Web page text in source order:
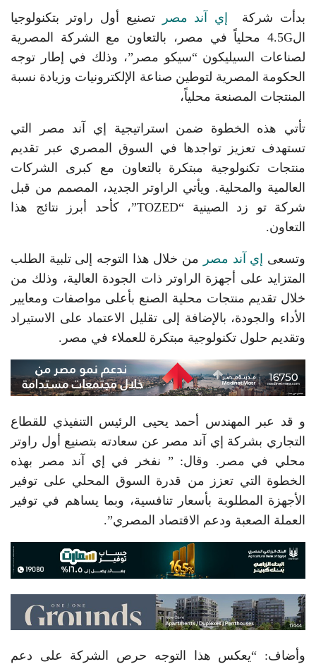
بدأت شركة إي آند مصر
تصنيع أول راوتر بتكنولوجيا
ال4.5G محلياً في مصر، بالتعاون مع الشركة المصرية
لصناعات السيليكون “سيكو مصر”، وذلك في إطار توجه
الحكومة المصرية لتوطين صناعة الإلكترونيات وزيادة نسبة
المنتجات المصنعة محلياً،
تأتي هذه الخطوة ضمن استراتيجية إي آند مصر التي
تستهدف تعزيز تواجدها في السوق المصري عبر تقديم
منتجات تكنولوجية مبتكرة بالتعاون مع كبرى الشركات
العالمية والمحلية. ويأتي الراوتر الجديد، المصمم من قبل
شركة تو زد الصينية “TOZED”، كأحد أبرز نتائج هذا
التعاون.
وتسعى إي آند مصر من خلال هذا التوجه إلى تلبية الطلب
المتزايد على أجهزة الراوتر ذات الجودة العالية، وذلك من
خلال تقديم منتجات محلية الصنع بأعلى مواصفات ومعايير
الأداء والجودة، بالإضافة إلى تقليل الاعتماد على الاستيراد
وتقديم حلول تكنولوجية مبتكرة للعملاء في مصر.
و قد عبر المهندس أحمد يحيى الرئيس التنفيذي للقطاع
التجاري بشركة إي آند مصر عن سعادته بتصنيع أول راوتر
محلي في مصر. وقال: ” نفخر في إي آند مصر بهذه
الخطوة التي تعزز من قدرة السوق المحلي على توفير
الأجهزة المطلوبة بأسعار تنافسية، وبما يساهم في توفير
العملة الصعبة ودعم الاقتصاد المصري”.
وأضاف: “يعكس هذا التوجه حرص الشركة على دعم